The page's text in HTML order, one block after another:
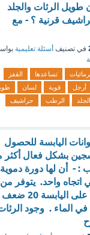
طويل الرئات والجلد
قرنية ؟ - مع
في تصنيف أسئلة تعليمية
تساعدها
القفز
أرجل قوية لسان
الرطب
حراشيف
اليابسة للحصول
بشكل فعال أكثر
: - أن لها دورة دموية
اتجاه واحد. يتوفر من
الأكسجين على اليابسة 20 ضعف
الماء . وجود